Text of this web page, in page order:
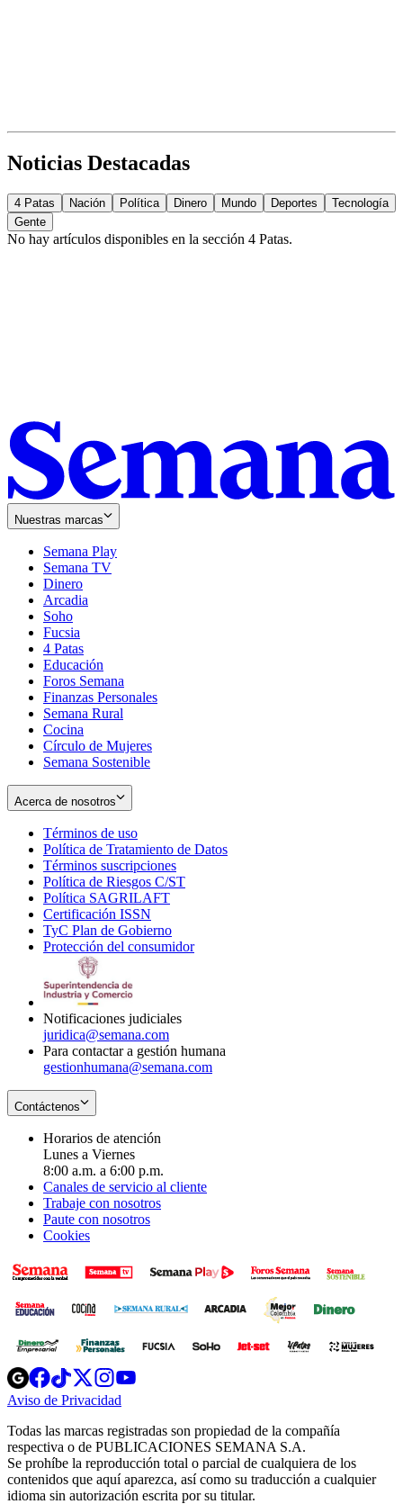
Noticias Destacadas
4 Patas Nación Política Dinero Mundo Deportes
Tecnología
Gente
No hay artículos disponibles en la sección 4 Patas.
Nuestras marcas
Semana Play
Semana TV
Dinero
Arcadia
Soho
in
new
window
Fucsia
in
new
window
4 Patas
Educación
Foros Semana
Finanzas Personales
Semana Rural
Cocina
Círculo de Mujeres
Semana Sostenible
Acerca de nosotros
Términos de uso
in
new
window
Política de Tratamiento de Datos
Términos suscripciones
in
Política de Riesgos C/ST
Política SAGRILAFT
new
window
Certificación ISSN
in
new
TyC Plan de Gobierno
in
Protección del consumidorOpens
Notificaciones judiciales
juridica@semana.com
Para contactar a gestión humana
gestionhumana@semana.com
Contáctenos
Horarios de atención
Lunes a Viernes
8:00 a.m. a 6:00 p.m.
Canales de servicio al cliente
Trabaje con nosotros
Paute con nosotros
Cookies
Opens
in
new
Opens
in
new
Opens
in
new
window
Opens
new
windowwindow
Aviso de Privacidad
new
window
Todas las marcas registradas son propiedad de la compañía
respectiva o de PUBLICACIONES SEMANA S.A.
Se prohíbe la reproducción total o parcial de cualquiera de los
contenidos que aquí aparezca, así como su traducción a cualquier
idioma sin autorización escrita por su titular.